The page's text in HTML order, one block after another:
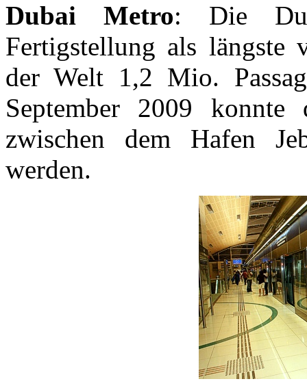
Dubai Metro: Die
Fertigstellung als längste
der Welt 1,2 Mio.
September 2009
zwischen dem Hafen
werden.